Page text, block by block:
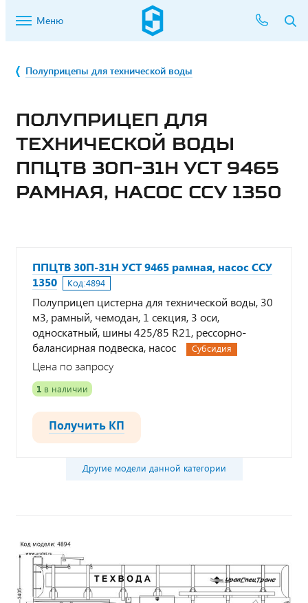
Меню
Полуприцепы для технической воды
ПОЛУПРИЦЕП ДЛЯ
ТЕХНИЧЕСКОЙ ВОДЫ
ППЦТВ 30П-31Н УСТ 9465
РАМНАЯ, НАСОС ССУ 1350
ППЦТВ 30П-31Н УСТ 9465 рамная, насос ССУ
1350
Код:4894
Полуприцеп цистерна для технической воды, 30
м3, рамный, чемодан, 1 секция, 3 оси,
односкатный, шины 425/85 R21, рессорно-
балансирная подвеска, насос
Субсидия
Цена по запросу
1 в наличии
Получить КП
Другие модели данной категории